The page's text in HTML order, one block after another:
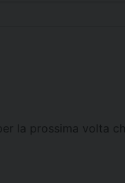
la prossima volta